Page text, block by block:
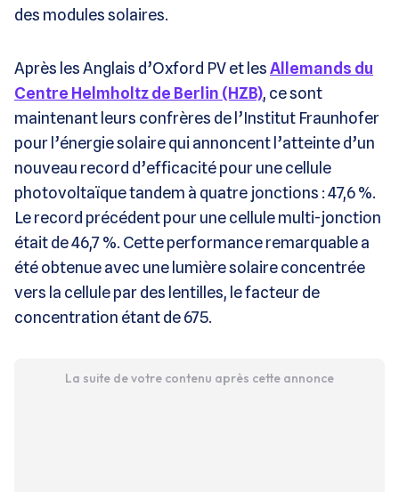
des modules solaires.
Après les Anglais d’Oxford PV et lesAllemands du
Centre Helmholtz de Berlin (HZB), ce sont
maintenant leurs confrères de l’Institut Fraunhofer
pour l’énergie solaire qui annoncent l’atteinte d’un
nouveau record d’efficacité pour une cellule
photovoltaïque tandem à quatre jonctions : 47,6 %.
Le record précédent pour une cellule multi-jonction
était de 46,7 %. Cette performance remarquable a
été obtenue avec une lumière solaire concentrée
vers la cellule par des lentilles, le facteur de
concentration étant de 675.
La suite de votre contenu après cette annonce